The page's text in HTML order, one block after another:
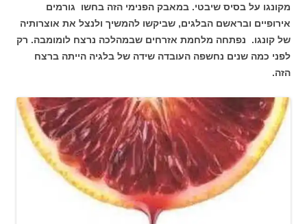
מקונגו על בסיס שיבטי. במאבק הפנימי הזה בחשו גורמים
אירופיים ובראשם הבלגים, שביקשו להמשיך ולנצל את אוצרותיה
של קונגו. נפתחה מלחמת אזרחים שבמהלכה נרצח לומומבה. רק
לפני כמה שנים נחשפה העובדה שידה של בלגיה הייתה ברצח
הזה.